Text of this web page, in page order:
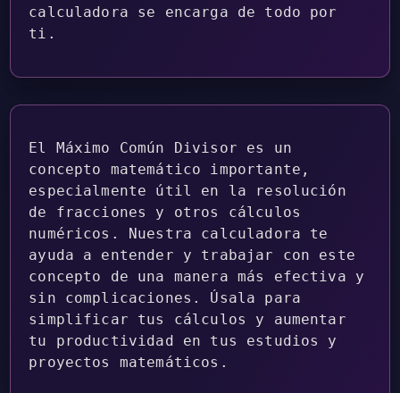
calculadora se encarga de todo por
ti.
El Máximo Común Divisor es un
concepto matemático importante,
especialmente útil en la resolución
de fracciones y otros cálculos
numéricos. Nuestra calculadora te
ayuda a entender y trabajar con este
concepto de una manera más efectiva y
sin complicaciones. Úsala para
simplificar tus cálculos y aumentar
tu productividad en tus estudios y
proyectos matemáticos.